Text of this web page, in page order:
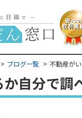
ブログ一覧 不動産が
自分で